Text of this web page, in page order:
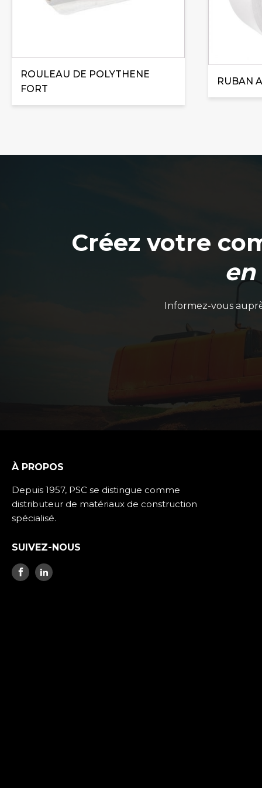
ROULEAU DE POLYTHENE
FORT
RUBAN
Créez votre
Informez-vous
À PROPOS
Depuis 1957, PSC se distingue comme
distributeur de matériaux de construction
spécialisé.
SUIVEZ-NOUS